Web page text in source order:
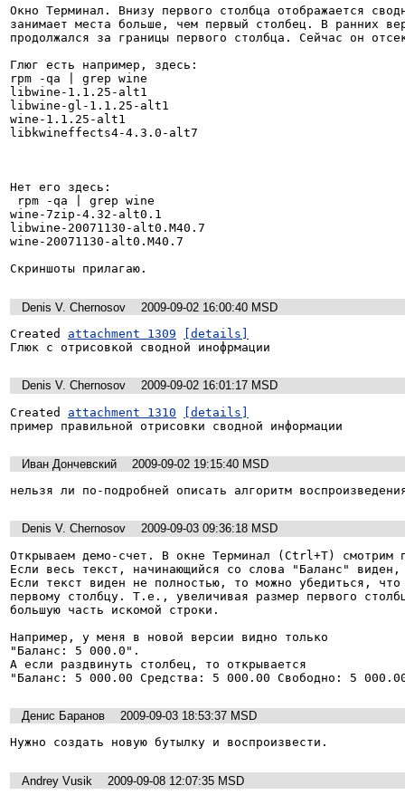
Окно Терминал. Внизу первого столбца отображается
занимает места больше, чем первый столбец. В ранних
продолжался за границы первого столбца. Сейчас он
Глюг есть например, здесь:
rpm -qa | grep wine
libwine-1.1.25-alt1
libwine-gl-1.1.25-alt1
wine-1.1.25-alt1
libkwineffects4-4.3.0-alt7
Нет его здесь:
wine-7zip-4.32-alt0.1
libwine-20071130-alt0.M40.7
wine-20071130-alt0.M40.7
Скриншоты прилагаю.
Denis V. Chernosov
2009-09-02 16:00:40 MSD
Created attachment 1309
[details]
Глюк с отрисовкой сводной инофрмации
Denis V. Chernosov
2009-09-02 16:01:17 MSD
Created attachment 1310
[details]
пример правильной отрисовки сводной информации
Иван Дончевский
2009-09-02 19:15:40 MSD
нельзя ли по-подробней описать алгоритм
Denis V. Chernosov
2009-09-03 09:36:18 MSD
Открываем демо-счет. В окне Терминал (Ctrl+T) смотрим
Если весь текст, начинающийся со слова "Баланс"
Если текст виден не полностью, то можно убедиться,
первому столбцу. Т.е., увеличивая размер первого
большую часть искомой строки.
Например, у меня в новой версии видно только
"Баланс: 5 000.0".
А если раздвинуть столбец, то открывается
"Баланс: 5 000.00 Средства: 5 000.00 Свободно: 5
Денис Баранов
2009-09-03 18:53:37 MSD
Нужно создать новую бутылку и воспроизвести.
Andrey Vusik
2009-09-08 12:07:35 MSD